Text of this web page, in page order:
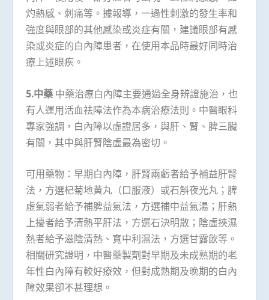
灼熱感、刺痛等。據報導，一過性刺激的發生率和
強度與眼部的其他感染或炎症有關，建議眼部有感
染或炎症的白內障患者，在使用本品時最好同時治
療上述眼疾。
5.中藥中藥治療白內障主要通過全身辨證施治，也
有人運用活血祛障法作為本病治療法則。中醫眼科
專家強調，白內障以虛證居多，與肝、腎、脾三臟
有關，其中與肝腎陰虛最為密切。
可用藥物：早期白內障，肝腎兩虧者給予補益肝腎
法，方選杞菊地黃丸（口服液）或石斛夜光丸；脾
虛氣弱者給予補脾益氣法，方選補中益氣湯；肝熱
上擾者給予清熱平肝法，方選石決明散；陰虛挾濕
熱者給予滋陰清熱、寬中利濕法，方選甘露飲等。
相關研究證明，中醫藥製劑對早期及未成熟期的老
年性白內障有較好療效，但對成熟期及晚期的白內
障效果卻不甚理想。